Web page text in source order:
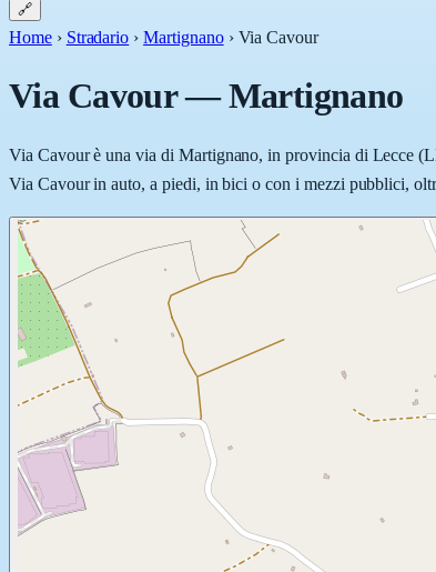
🔗
Home › Stradario › Martignano › Via Cavour
Via Cavour—Martignano
Via Cavour è una via di Martignano, in provincia di Lecce
Via Cavour in auto, a piedi, in bici o con i mezzi pubblici,